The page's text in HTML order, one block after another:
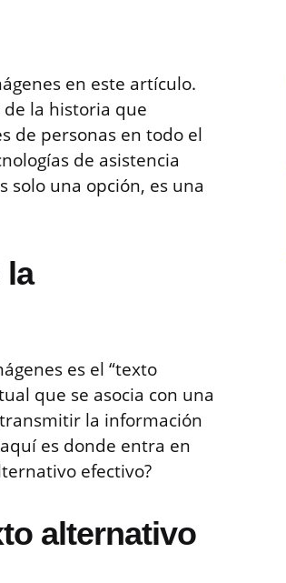
en este artículo.
la historia que
de personas en todo el
de asistencia
solo una opción, es una
la
es el “texto
que se asocia con una
la información
es donde entra en
efectivo?
alternativo